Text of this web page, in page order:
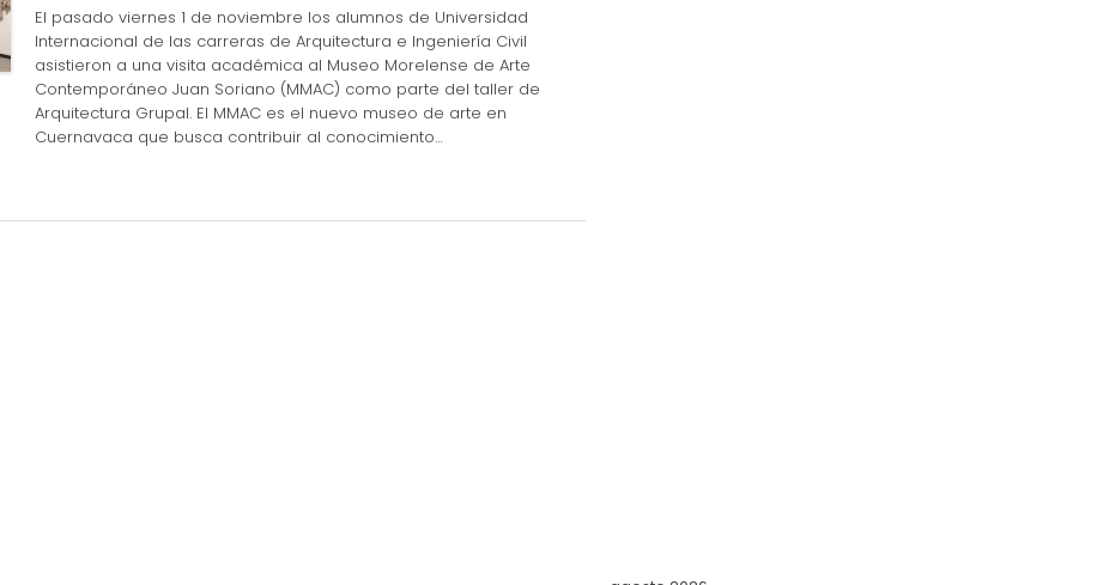
El pasado viernes 1 de noviembre los alumnos de Universidad
Internacional de las carreras de Arquitectura e Ingeniería Civil
asistieron a una visita académica al Museo Morelense de Arte
Contemporáneo Juan Soriano (MMAC) como parte del taller de
Arquitectura Grupal. El MMAC es el nuevo museo de arte en
Cuernavaca que busca contribuir al conocimiento…